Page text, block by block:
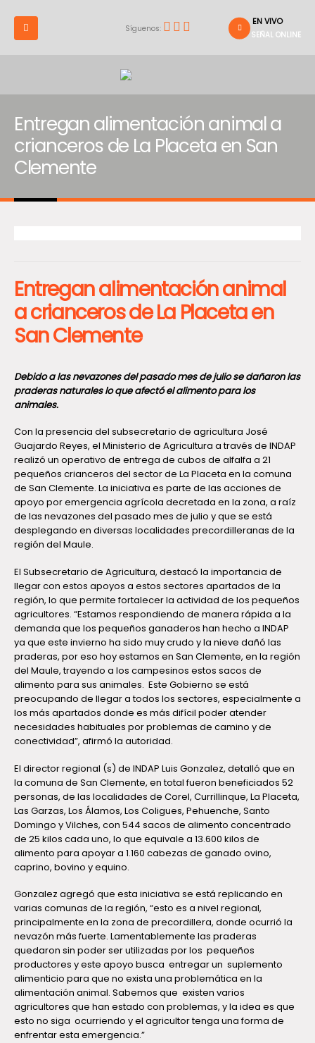
Síguenos:
EN VIVO
SEÑAL ONLINE
Entregan alimentación animal a
crianceros de La Placeta en San
Clemente
Entregan alimentación animal
a crianceros de La Placeta en
San Clemente
Debido a las nevazones del pasado mes de julio se dañaron las
praderas naturales lo que afectó el alimento para los
animales.
Con la presencia del subsecretario de agricultura José
Guajardo Reyes, el Ministerio de Agricultura a través de INDAP
realizó un operativo de entrega de cubos de alfalfa a 21
pequeños crianceros del sector de La Placeta en la comuna
de San Clemente. La iniciativa es parte de las acciones de
apoyo por emergencia agrícola decretada en la zona, a raíz
de las nevazones del pasado mes de julio y que se está
desplegando en diversas localidades precordilleranas de la
región del Maule.
El Subsecretario de Agricultura, destacó la importancia de
llegar con estos apoyos a estos sectores apartados de la
región, lo que permite fortalecer la actividad de los pequeños
agricultores. “Estamos respondiendo de manera rápida a la
demanda que los pequeños ganaderos han hecho a INDAP
ya que este invierno ha sido muy crudo y la nieve dañó las
praderas, por eso hoy estamos en San Clemente, en la región
del Maule, trayendo a los campesinos estos sacos de
alimento para sus animales. Este Gobierno se está
preocupando de llegar a todos los sectores, especialmente a
los más apartados donde es más difícil poder atender
necesidades habituales por problemas de camino y de
conectividad”, afirmó la autoridad.
El director regional (s) de INDAP Luis Gonzalez, detalló que en
la comuna de San Clemente, en total fueron beneficiados 52
personas, de las localidades de Corel, Currillinque, La Placeta,
Las Garzas, Los Álamos, Los Coligues, Pehuenche, Santo
Domingo y Vilches, con 544 sacos de alimento concentrado
de 25 kilos cada uno, lo que equivale a 13.600 kilos de
alimento para apoyar a 1.160 cabezas de ganado ovino,
caprino, bovino y equino.
Gonzalez agregó que esta iniciativa se está replicando en
varias comunas de la región, “esto es a nivel regional,
principalmente en la zona de precordillera, donde ocurrió la
nevazón más fuerte. Lamentablemente las praderas
quedaron sin poder ser utilizadas por los pequeños
productores y este apoyo busca entregar un suplemento
alimenticio para que no exista una problemática en la
alimentación animal. Sabemos que existen varios
agricultores que han estado con problemas, y la idea es que
esto no siga ocurriendo y el agricultor tenga una forma de
enfrentar esta emergencia.”